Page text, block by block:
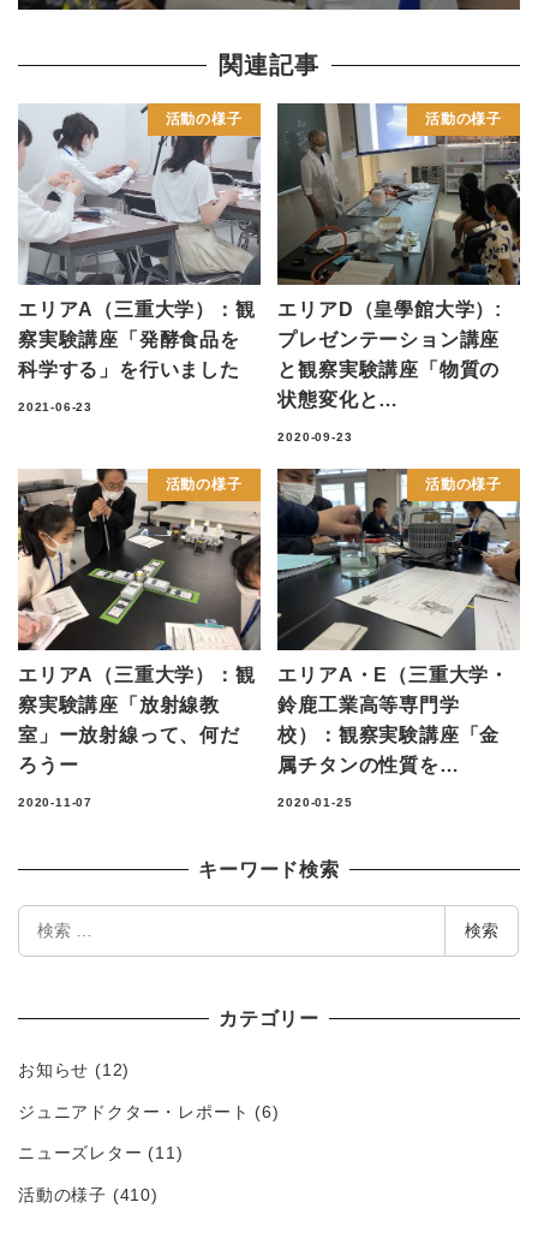
関連記事
活動の様子
エリアA（三重大学）：観
察実験講座「発酵食品を
科学する」を行いました
2021-06-23
活動の様子
エリアD（皇學館大学）:
プレゼンテーション講座
と観察実験講座「物質の
状態変化と…
2020-09-23
活動の様子
エリアA（三重大学）：観
察実験講座「放射線教
室」ー放射線って、何だ
ろうー
2020-11-07
活動の様子
エリアA・E（三重大学・
鈴鹿工業高等専門学
校）：観察実験講座「金
属チタンの性質を…
2020-01-25
キーワード検索
索
検索
カテゴリー
お知らせ (12)
ジュニアドクター・レポート (6)
ニューズレター (11)
活動の様子 (410)